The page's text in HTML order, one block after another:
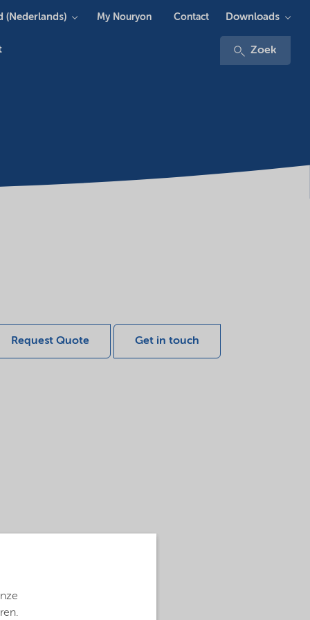
Zoek
(Nederlands) My Nouryon Contact Downloads
Request Quote Get in touch